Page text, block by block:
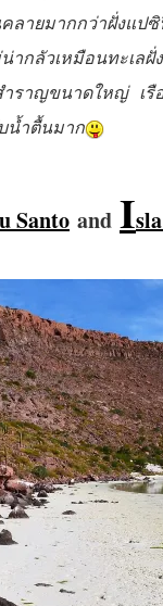
ายมากกว่าฝั่งแป
กลัวเหมือนทะเลฝั่
ราญขนาดใหญ่ เรื
น้ำตื้นมาก
Santo and I